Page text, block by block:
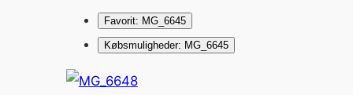
Favorit: MG_6645
Købsmuligheder: MG_6645